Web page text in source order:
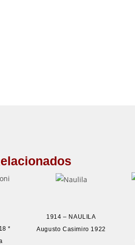
*
1914 – NAULILA
Augusto Casimiro 1922